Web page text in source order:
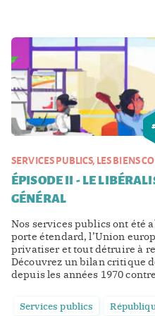
SERVICES PUBLICS, LES BIENS
ÉPISODE II - LE
GÉNÉRAL
Nos services publics ont été
porte étendard, l’Union
privatiser et tout détruire à
Découvrez un bilan critique
depuis les années 1970
Services publics